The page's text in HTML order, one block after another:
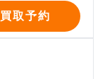
買取予約